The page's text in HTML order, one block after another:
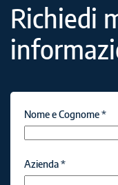
Richiedi
Nome e Cognome*
Azienda*